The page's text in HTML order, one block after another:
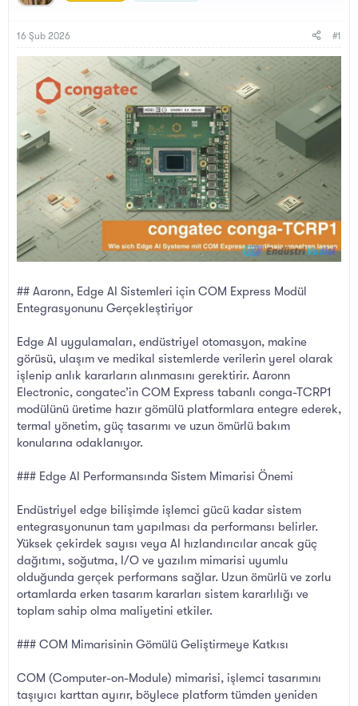
u
a
t
r
h
i
16 Şub 2026 #1
## Aaronn, Edge AI Sistemleri için COM Express Modül
Entegrasyonunu Gerçekleştiriyor
Edge AI uygulamaları, endüstriyel otomasyon, makine
görüsü, ulaşım ve medikal sistemlerde verilerin yerel olarak
işlenip anlık kararların alınmasını gerektirir. Aaronn
Electronic, congatec’in COM Express tabanlı conga-TCRP1
modülünü üretime hazır gömülü platformlara entegre ederek,
termal yönetim, güç tasarımı ve uzun ömürlü bakım
konularına odaklanıyor.
### Edge AI Performansında Sistem Mimarisi Önemi
Endüstriyel edge bilişimde işlemci gücü kadar sistem
entegrasyonunun tam yapılması da performansı belirler.
Yüksek çekirdek sayısı veya AI hızlandırıcılar ancak güç
dağıtımı, soğutma, I/O ve yazılım mimarisi uyumlu
olduğunda gerçek performans sağlar. Uzun ömürlü ve zorlu
ortamlarda erken tasarım kararları sistem kararlılığı ve
toplam sahip olma maliyetini etkiler.
### COM Mimarisinin Gömülü Geliştirmeye Katkısı
COM (Computer-on-Module) mimarisi, işlemci tasarımını
taşıyıcı karttan ayırır, böylece platform tümden yeniden